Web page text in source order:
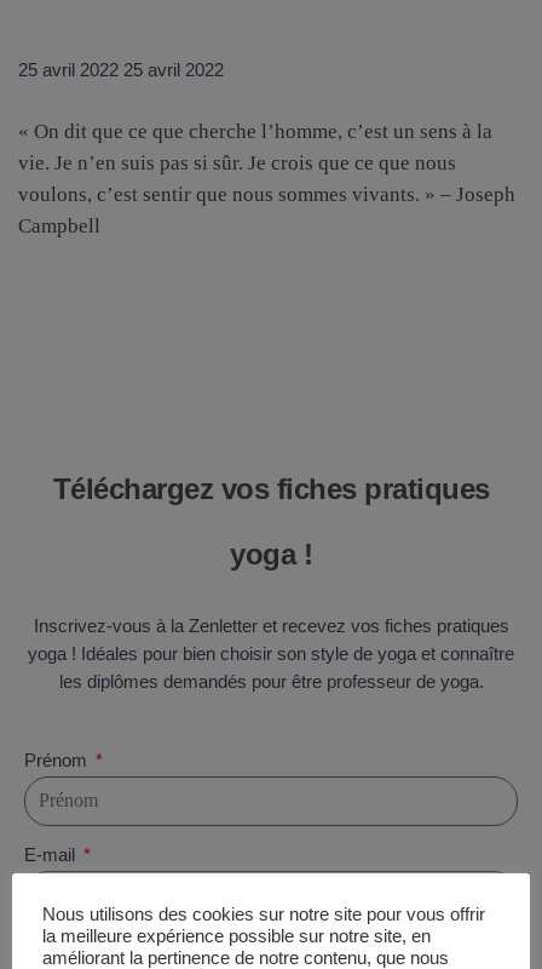
25 avril 2022 25 avril 2022
« On dit que ce que cherche l’homme, c’est un sens à la
vie. Je n’en suis pas si sûr. Je crois que ce que nous
voulons, c’est sentir que nous sommes vivants. » – Joseph
Campbell
Téléchargez vos fiches pratiques
yoga !
Inscrivez-vous à la Zenletter et recevez vos fiches pratiques
yoga ! Idéales pour bien choisir son style de yoga et connaître
les diplômes demandés pour être professeur de yoga.
Prénom
E-mail
J'accepte de recevoir des emails de la part de Meozen
Nous utilisons des cookies sur notre site pour vous offrir
la meilleure expérience possible sur notre site, en
améliorant la pertinence de notre contenu, que nous